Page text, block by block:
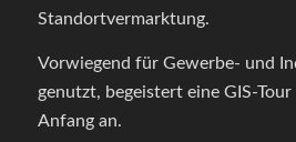
Standortvermarktung.
Vorwiegend für Gewerbe- und
genutzt, begeistert eine GIS-
Anfang an.